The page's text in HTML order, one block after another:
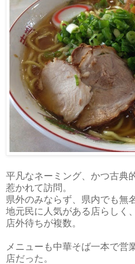
平凡なネーミング、かつ古典
惹かれて訪問。
県外のみならず、県内でも無
地元民に人気がある店らしく
店外待ちが複数。
メニューも中華そば一本で営
店だった。